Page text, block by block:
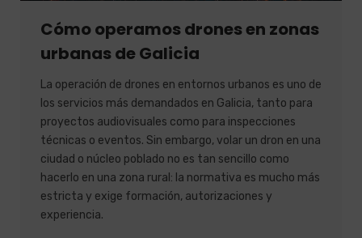
Cómo operamos drones en zonas
urbanas de Galicia
La operación de drones en entornos urbanos es uno de
los servicios más demandados en Galicia, tanto para
proyectos audiovisuales como para inspecciones
técnicas o eventos. Sin embargo, volar un dron en una
ciudad o núcleo poblado no es tan sencillo como
hacerlo en una zona rural: la normativa es mucho más
estricta y exige formación, autorizaciones y
experiencia.